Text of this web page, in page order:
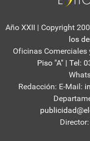
Año XXII | Copyright
los
Oficinas Comerciales
Piso "A" | Tel:
Redacción: E-Mail:
Director: